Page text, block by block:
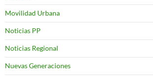
Movilidad Urbana
Noticias PP
Noticias Regional
Nuevas Generaciones